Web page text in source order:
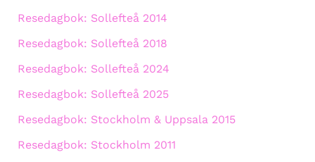
Resedagbok: Sollefteå 2014
Resedagbok: Sollefteå 2018
Resedagbok: Sollefteå 2024
Resedagbok: Sollefteå 2025
Resedagbok: Stockholm & Uppsala 2015
Resedagbok: Stockholm 2011